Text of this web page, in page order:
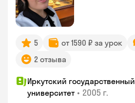
5 от 1590 ₽ за урок
2 отзыва
Иркутский государственный
университет • 2005 г.